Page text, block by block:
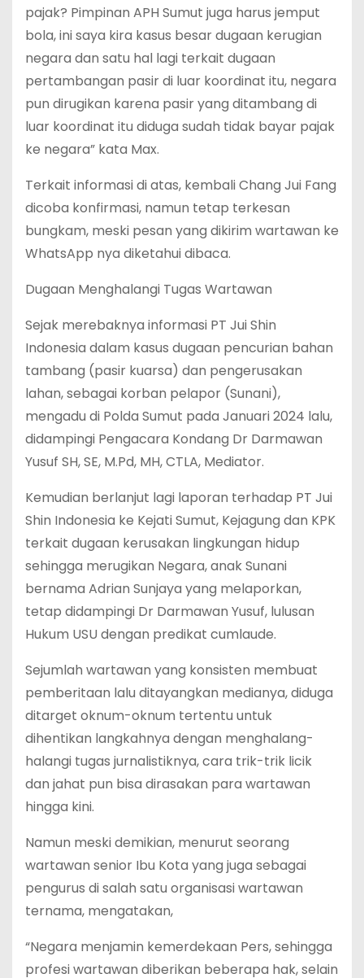
pajak? Pimpinan APH Sumut juga harus jemput
bola, ini saya kira kasus besar dugaan kerugian
negara dan satu hal lagi terkait dugaan
pertambangan pasir di luar koordinat itu, negara
pun dirugikan karena pasir yang ditambang di
luar koordinat itu diduga sudah tidak bayar pajak
ke negara” kata Max.
Terkait informasi di atas, kembali Chang Jui Fang
dicoba konfirmasi, namun tetap terkesan
bungkam, meski pesan yang dikirim wartawan ke
WhatsApp nya diketahui dibaca.
Dugaan Menghalangi Tugas Wartawan
Sejak merebaknya informasi PT Jui Shin
Indonesia dalam kasus dugaan pencurian bahan
tambang (pasir kuarsa) dan pengerusakan
lahan, sebagai korban pelapor (Sunani),
mengadu di Polda Sumut pada Januari 2024 lalu,
didampingi Pengacara Kondang Dr Darmawan
Yusuf SH, SE, M.Pd, MH, CTLA, Mediator.
Kemudian berlanjut lagi laporan terhadap PT Jui
Shin Indonesia ke Kejati Sumut, Kejagung dan KPK
terkait dugaan kerusakan lingkungan hidup
sehingga merugikan Negara, anak Sunani
bernama Adrian Sunjaya yang melaporkan,
tetap didampingi Dr Darmawan Yusuf, lulusan
Hukum USU dengan predikat cumlaude.
Sejumlah wartawan yang konsisten membuat
pemberitaan lalu ditayangkan medianya, diduga
ditarget oknum-oknum tertentu untuk
dihentikan langkahnya dengan menghalang-
halangi tugas jurnalistiknya, cara trik-trik licik
dan jahat pun bisa dirasakan para wartawan
hingga kini.
Namun meski demikian, menurut seorang
wartawan senior Ibu Kota yang juga sebagai
pengurus di salah satu organisasi wartawan
ternama, mengatakan,
“Negara menjamin kemerdekaan Pers, sehingga
profesi wartawan diberikan beberapa hak, selain